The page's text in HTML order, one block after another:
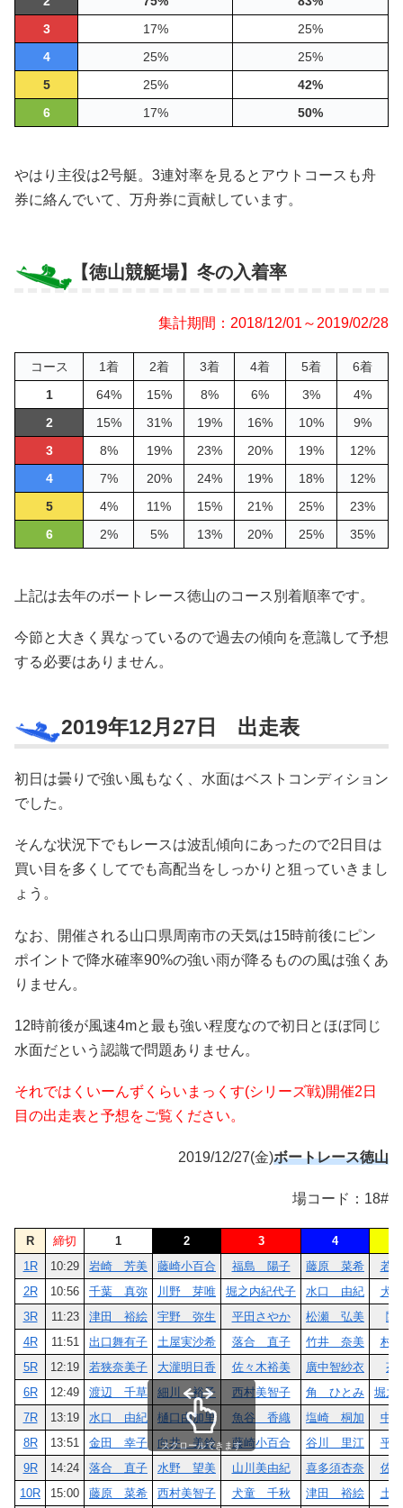
3
17%
25%
4
25%
25%
5
25%
42%
6
17% 50%
やはり主役は2号艇。3連対率を見るとアウトコースも舟
券に絡んでいて、万舟券に貢献しています。
【徳山競艇場】冬の入着率
集計期間：2018/12/01～2019/02/28
コース 1着 2着 3着 4着 5着
6着
1
64% 15% 8% 6% 3%
4%
2
15% 31% 19% 16% 10%
9%
3
8% 19% 23% 20% 19%
12%
4
7% 20% 24% 19% 18%
12%
5
4% 11% 15% 21% 25%
23%
6
2% 5% 13% 20% 25% 35%
上記は去年のボートレース徳山のコース別着順率です。
今節と大きく異なっているので過去の傾向を意識して予想
する必要はありません。
2019年12月27日 出走表
初日は曇りで強い風もなく、水面はベストコンディション
でした。
そんな状況下でもレースは波乱傾向にあったので2日目は
買い目を多くしてでも高配当をしっかりと狙っていきまし
ょう。
なお、開催される山口県周南市の天気は15時前後にピン
ポイントで降水確率90%の強い雨が降るものの風は強くあ
りません。
12時前後が風速4mと最も強い程度なので初日とほぼ同じ
水面だという認識で問題ありません。
それではくいーんずくらいまっくす(シリーズ戦)開催2日
目の出走表と予想をご覧ください。
2019/12/27(金)ボートレース徳山
場コード：18#
R 締切 1 2 3
4
1R
10:29 岩崎 芳美 藤崎小百合 福島 陽子 藤原 菜希
若
2R
10:56 千葉 真弥 川野 芽唯 堀之内紀代子 水口 由紀
犬
3R
11:23 津田 裕絵 宇野 弥生 平田さやか 松瀬 弘美
関
4R
11:51 出口舞有子 土屋実沙希 落合 直子 竹井 奈美
村
5R
12:19 若狭奈美子 大瀧明日香 佐々木裕美 廣中智紗衣
茶
6R
12:49 渡辺 千草 細川 裕子 西村美智子 角 ひとみ
堀之
7R
13:19 水口 由紀 樋口由加里 魚谷 香織 塩崎 桐加
中
8R
13:51 金田 幸子 向井 美鈴 藤崎小百合 谷川 里江
平
9R
14:24 落合 直子 水野 望美 山川美由紀 喜多須杏奈
佐
10R
15:00 藤原 菜希 西村美智子 犬童 千秋 津田 裕絵
土
スクロールできます